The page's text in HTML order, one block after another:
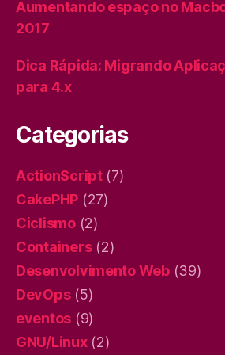
Aumentando espaço no
2017
Dica Rápida: Migrando
para 4.x
Categorias
ActionScript(7)
CakePHP (27)
Ciclismo(2)
Containers(2)
Desenvolvimento Web(39)
DevOps(5)
eventos (9)
GNU/Linux(2)